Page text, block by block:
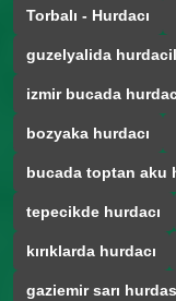
Torbalı - Hurdacı
guzelyalida
izmir bucada
bozyaka hurdacı
bucada toptan aku
tepecikde hurdacı
kırıklarda hurdacı
gaziemir sarı